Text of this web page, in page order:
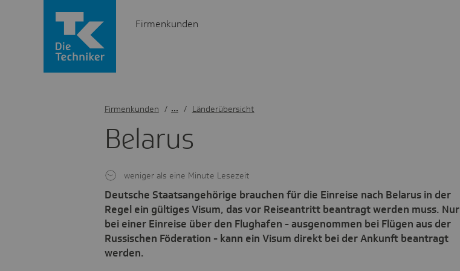
Firmenkunden
Belarus
Deutsche Staatsangehörige brauchen für die Einreise nach Belarus in der
Regel ein gültiges Visum, das vor Reiseantritt beantragt werden muss. Nur
bei einer Einreise über den Flughafen - ausgenommen bei Flügen aus der
Russischen Föderation - kann ein Visum direkt bei der Ankunft beantragt
werden.
weniger als eine Minute Lesezeit
Firmenkunden / Länderübersicht